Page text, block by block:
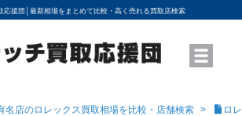
応援団│ 最新相場をまとめて比較・高く売れる買取店検索
開中
ら買取相場を調べる
から買取相場を調べる
探す探す
売る方法
名店のロレックス買取相場を比較・店舗検索 ロ